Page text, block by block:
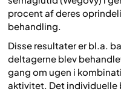
procent af deres
behandling.
Disse resultater er bl.a.
deltagerne blev
gang om ugen i
aktivitet. Det individuelle